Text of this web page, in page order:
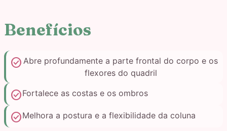
Benefícios
check_circle Abre profundamente a parte frontal do corpo e os
flexores do quadril
check_circleFortalece as costas e os ombros
check_circleMelhora a postura e a flexibilidade da coluna